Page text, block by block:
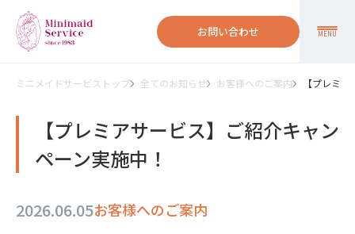
お問い合わせ MENU
ミニメイドサービストップ 全てのお知らせ お客様へのご案内 【プレミ
【プレミアサービス】ご紹介キャン
ペーン実施中！
2026.06.05お客様へのご案内